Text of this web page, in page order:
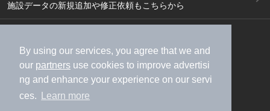
By using our services, you agree that we and
our partners use cookies to improve advertisi
ng and enhance your experience on our servi
ces.
Learn more
施設データの新規追加や修正依頼もこちらから
加盟店募集（資料請求）
広告出稿のご案内
利用規約
ライフスタイルMEMBERS+規約
特定商取引法に基づく表記
ヘルプ
採用情報
運営会社